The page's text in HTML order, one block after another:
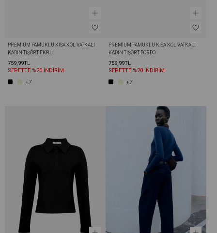
PREMIUM PAMUKLU KISA KOL VATKALI
KADIN TIŞÖRT EKRU
759,99TL
SEPETTE %20 İNDİRİM
+7
PREMIUM PAMUKLU KISA KOL VATKALI
KADIN TIŞÖRT BORDO
759,99TL
SEPETTE %20 İNDİRİM
+7